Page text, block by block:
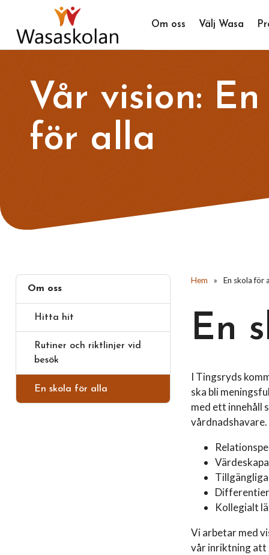
Om oss Välj Wasa
Vår vision:
för alla
Om oss
Hitta hit
Rutiner och riktlinjer vid
besök
En skola för alla
Hem » En skola för
En
I Tingsryds
ska bli
med ett innehåll
Kollegialt
Vi arbetar med
vår inriktning att